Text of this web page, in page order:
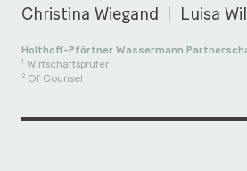
Christina Wiegand
Luisa
Holthoff-Pförtner Wassermann
1 Wirtschaftsprüfer
2 Of Counsel